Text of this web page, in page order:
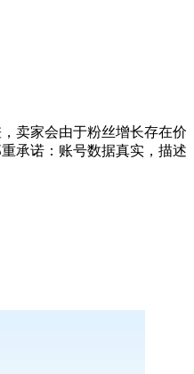
卖家会由于粉丝增长存在价
诺：账号数据真实，描述